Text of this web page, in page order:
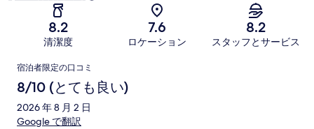
8.2
清潔度
7.6
ロケーション
8.2
スタッフとサービス
口
コ
ミ
宿泊者限定の口コミ
8/10 (とても良い)
2026 年 8 月 2 日
Google で翻訳